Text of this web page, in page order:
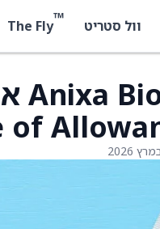
וול סטריט ™
The Fly